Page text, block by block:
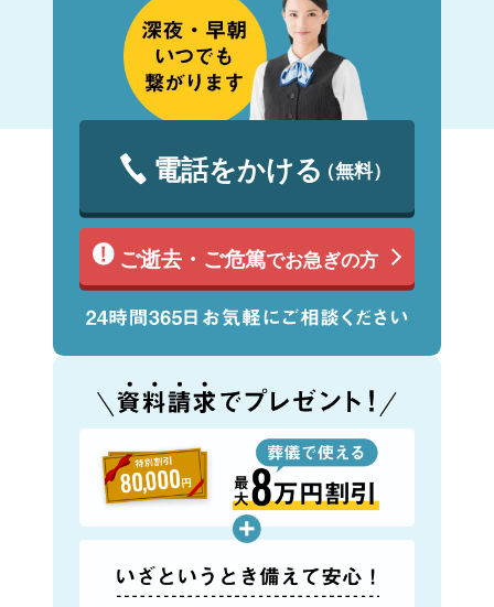
電話をかける（無料）
ご逝去・ご危篤でお急ぎの方